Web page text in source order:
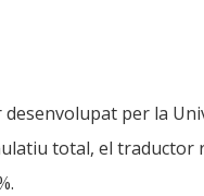
per la
total, el traductor